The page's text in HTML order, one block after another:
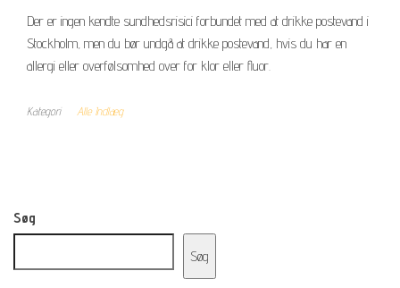
Der er ingen kendte sundhedsrisici forbundet med at drikke postevand i
Stockholm, men du bør undgå at drikke postevand, hvis du har en
allergi eller overfølsomhed over for klor eller fluor.
Kategori Alle Indlæg
Søg
Søg